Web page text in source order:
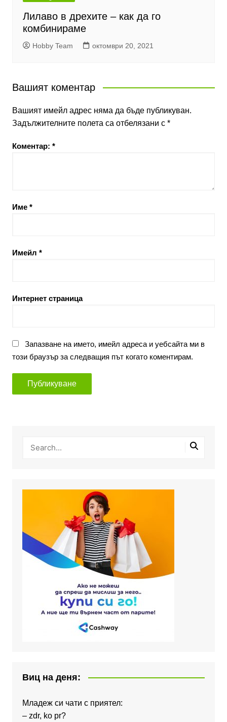
Лилаво в дрехите – как да го
комбинираме
Hobby Team октомври 20, 2021
Вашият коментар
Вашият имейл адрес няма да бъде публикуван.
Задължителните полета са отбелязани с *
Коментар: *
Име *
Имейл *
Интернет страница
Запазване на името, имейл адреса и уебсайта ми в
този браузър за следващия път когато коментирам.
Виц на деня:
Младеж си чати с приятел:
– zdr, ko pr?